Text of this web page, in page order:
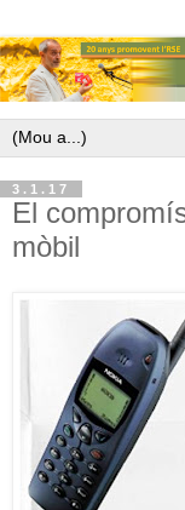
3.1.17
El
mòbil